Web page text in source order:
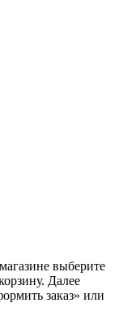
выберите
Далее
заказ» или